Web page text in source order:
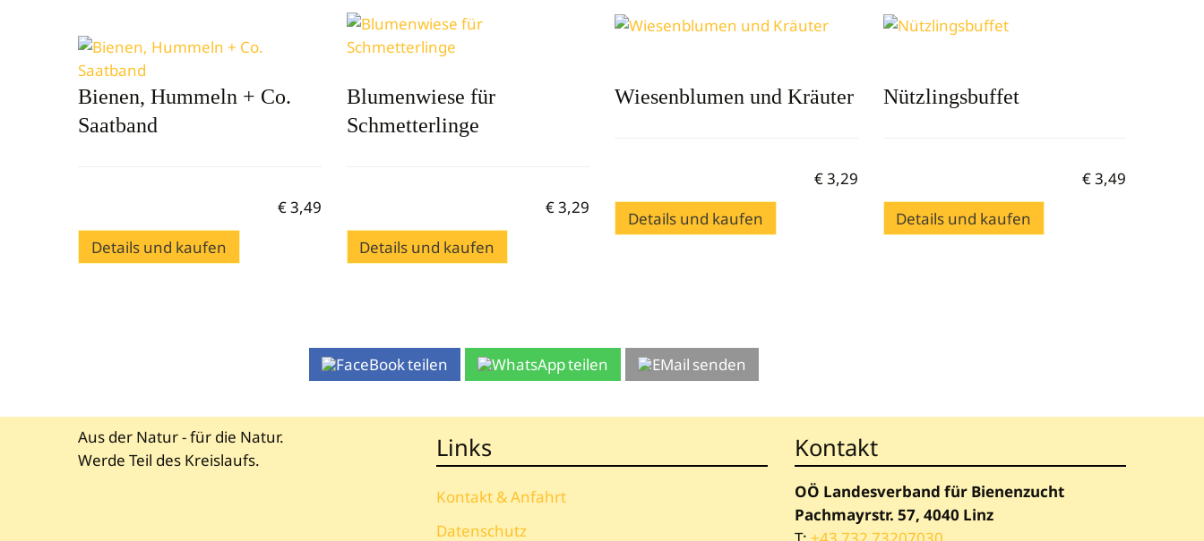
Bienen, Hummeln + Co.
Saatband
€3,49
Details und kaufen
Blumenwiese für
Schmetterlinge
€3,29
Details und kaufen
Wiesenblumen und Kräuter
€3,29
Details und kaufen
Nützlingsbuffet
€3,49
Details und kaufen
teilen teilen senden
Aus der Natur - für die Natur.
Werde Teil des Kreislaufs.
Links
Kontakt & Anfahrt
Datenschutz
Kontakt
OÖ Landesverband für Bienenzucht
Pachmayrstr. 57, 4040 Linz